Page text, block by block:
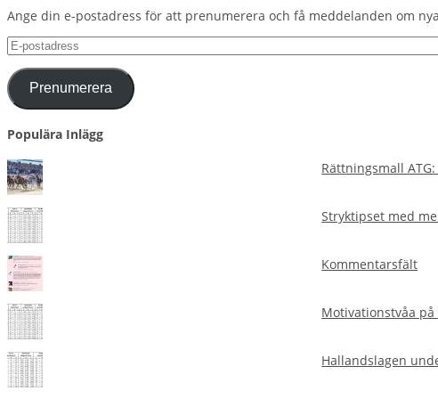
Ange din e-postadress för att prenumerera och få meddelanden om
E-
postadress
Prenumerera
Populära Inlägg
Rättningsmall ATG:
Stryktipset med
Kommentarsfält
Motivationstvåa
Hallandslagen